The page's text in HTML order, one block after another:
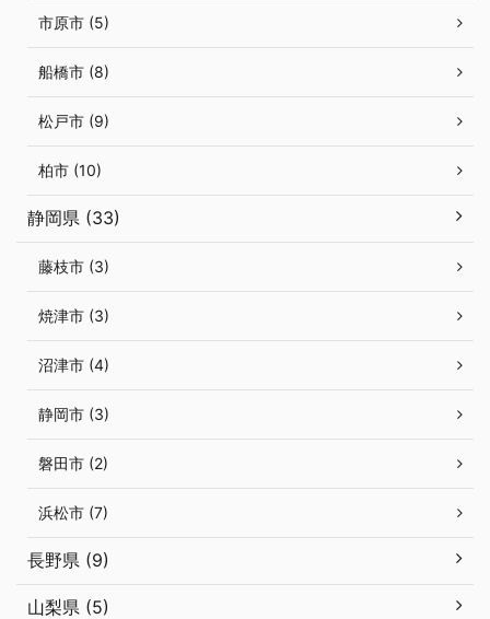
市原市 (5)
船橋市 (8)
松戸市 (9)
柏市 (10)
静岡県 (33)
藤枝市 (3)
焼津市 (3)
沼津市 (4)
静岡市 (3)
磐田市 (2)
浜松市 (7)
長野県 (9)
山梨県 (5)